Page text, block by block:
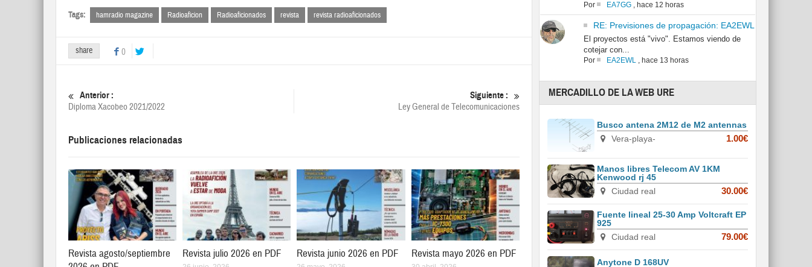
Tags: hamradio magazine Radioaficion Radioaficionados revista revista radioaficionados
share 0
Anterior :
Diploma Xacobeo 2021/2022
Siguiente :
Ley General de Telecomunicaciones
Publicaciones relacionadas
Revista agosto/septiembre
Revista julio 2026 en PDF Revista junio 2026 en PDF Revista mayo 2026 en PDF
Por EA7GG, hace 12 horas
RE: Previsiones de propagación: EA2EWL
El proyectos está "vivo". Estamos viendo de
cotejar con...
Por EA2EWL, hace 13 horas
MERCADILLO DE LA WEB URE
Busco antena 2M12 de M2 antennas
Vera-playa-
1.00€
Manos libres Telecom AV 1KM
Kenwood rj 45
Ciudad real
30.00€
Fuente lineal 25-30 Amp Voltcraft EP
925
Ciudad real
79.00€
Anytone D 168UV